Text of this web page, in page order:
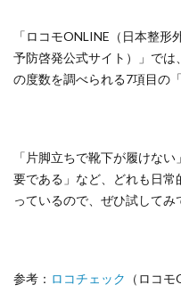
「ロコモONLINE（日本整
予防啓発公式サイト）」で
の度数を調べられる7項目の
「片脚立ちで靴下が履けな
要である」など、どれも日
っているので、ぜひ試してみ
参考： ロコチェック （ロコモ